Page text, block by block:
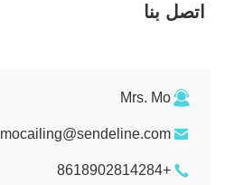
اتصل بنا
Mrs. Mo
mocailing@sendeline.com
+8618902814284